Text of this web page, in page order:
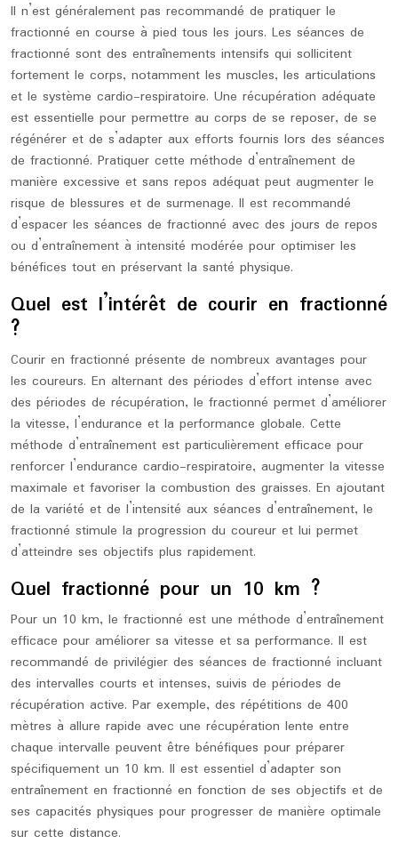
Il n’est généralement pas recommandé de pratiquer le
fractionné en course à pied tous les jours. Les séances de
fractionné sont des entraînements intensifs qui sollicitent
fortement le corps, notamment les muscles, les articulations
et le système cardio-respiratoire. Une récupération adéquate
est essentielle pour permettre au corps de se reposer, de se
régénérer et de s’adapter aux efforts fournis lors des séances
de fractionné. Pratiquer cette méthode d’entraînement de
manière excessive et sans repos adéquat peut augmenter le
risque de blessures et de surmenage. Il est recommandé
d’espacer les séances de fractionné avec des jours de repos
ou d’entraînement à intensité modérée pour optimiser les
bénéfices tout en préservant la santé physique.
Quel est l’intérêt de courir en fractionné
?
Courir en fractionné présente de nombreux avantages pour
les coureurs. En alternant des périodes d’effort intense avec
des périodes de récupération, le fractionné permet d’améliorer
la vitesse, l’endurance et la performance globale. Cette
méthode d’entraînement est particulièrement efficace pour
renforcer l’endurance cardio-respiratoire, augmenter la vitesse
maximale et favoriser la combustion des graisses. En ajoutant
de la variété et de l’intensité aux séances d’entraînement, le
fractionné stimule la progression du coureur et lui permet
d’atteindre ses objectifs plus rapidement.
Quel fractionné pour un 10 km ?
Pour un 10 km, le fractionné est une méthode d’entraînement
efficace pour améliorer sa vitesse et sa performance. Il est
recommandé de privilégier des séances de fractionné incluant
des intervalles courts et intenses, suivis de périodes de
récupération active. Par exemple, des répétitions de 400
mètres à allure rapide avec une récupération lente entre
chaque intervalle peuvent être bénéfiques pour préparer
spécifiquement un 10 km. Il est essentiel d’adapter son
entraînement en fractionné en fonction de ses objectifs et de
ses capacités physiques pour progresser de manière optimale
sur cette distance.